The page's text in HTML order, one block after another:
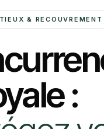
& RECOUVREMENT
: